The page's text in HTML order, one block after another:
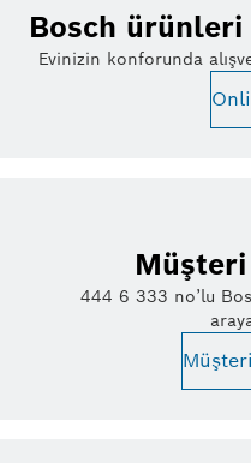
Bosch ürünleri
Evinizin konforunda
444 6 333 no’lu